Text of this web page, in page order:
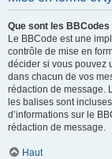
Que sont les BBCodes
Le BBCode est une
contrôle de mise en
décider si vous pouvez
dans chacun de vos
rédaction de message.
les balises sont
d’informations sur le
rédaction de message.
Haut